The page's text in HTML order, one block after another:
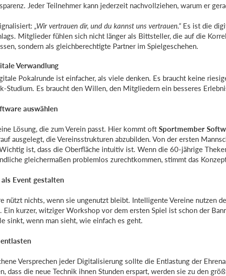
Jeder Teilnehmer kann jederzeit nachvollziehen, warum er
„Wir vertrauen dir, und du kannst uns vertrauen.“ Es ist die
Mitglieder fühlen sich nicht länger als Bittsteller, die auf die
sondern als gleichberechtigte Partner im Spielgeschehen.
Verwandlung
Pokalrunde ist einfacher, als viele denken. Es braucht keine
Studium. Es braucht den Willen, den Mitgliedern ein besseres
auswählen
Lösung, die zum Verein passt. Hier kommt oft Sportmember
ausgelegt, die Vereinsstrukturen abzubilden. Von der ersten
ist, dass die Oberfläche intuitiv ist. Wenn die 60-jährige
gleichermaßen problemlos zurechtkommen, stimmt das
Event gestalten
nützt nichts, wenn sie ungenutzt bleibt. Intelligente Vereine nutzen
Ein kurzer, witziger Workshop vor dem ersten Spiel ist schon der
sinkt, wenn man sieht, wie einfach es geht.
Versprechen jeder Digitalisierung sollte die Entlastung der
dass die neue Technik ihnen Stunden erspart, werden sie zu den